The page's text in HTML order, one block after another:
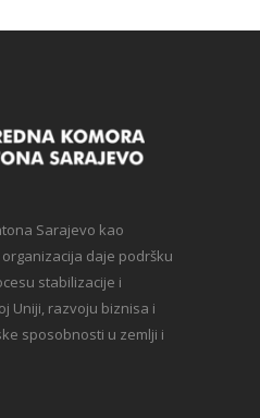
Sarajevo kao
daje podršku
stabilizacije i
Uniji, razvoju biznisa i
sposobnosti u zemlji i